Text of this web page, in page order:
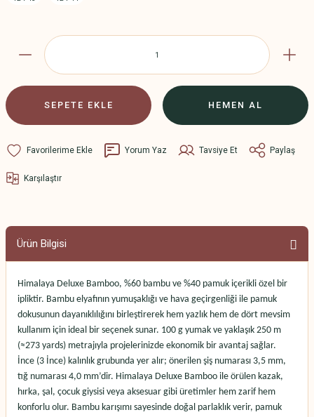
SEPETE EKLE HEMEN AL
Yorum Yaz Tavsiye Et Paylaş
Karşılaştır
Ürün Bilgisi
Himalaya Deluxe Bamboo, %60 bambu ve %40 pamuk içerikli özel bir
ipliktir. Bambu elyafının yumuşaklığı ve hava geçirgenliği ile pamuk
dokusunun dayanıklılığını birleştirerek hem yazlık hem de dört mevsim
kullanım için ideal bir seçenek sunar. 100 g yumak ve yaklaşık 250 m
(≈273 yards) metrajıyla projelerinizde ekonomik bir avantaj sağlar.
İnce (3 İnce) kalınlık grubunda yer alır; önerilen şiş numarası 3,5 mm,
tığ numarası 4,0 mm’dir. Himalaya Deluxe Bamboo ile örülen kazak,
hırka, şal, çocuk giysisi veya aksesuar gibi üretimler hem zarif hem
konforlu olur. Bambu karışımı sayesinde doğal parlaklık verir, pamuk